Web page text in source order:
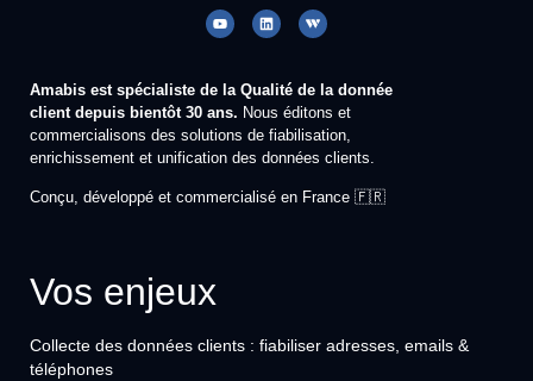
Amabis est spécialiste de la Qualité de la donnée
client depuis bientôt 30 ans. Nous éditons et
commercialisons des solutions de fiabilisation,
enrichissement et unification des données clients.
Conçu, développé et commercialisé en France 🇫🇷
Vos enjeux
Collecte des données clients : fiabiliser adresses, emails &
téléphones